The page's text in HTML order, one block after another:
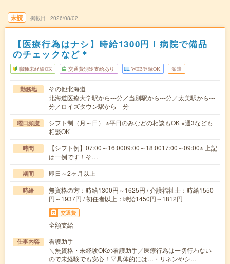
未読 掲載日 2026/08/02
【医療行為はナシ】時給1300円！病院で備品
のチェックなど＊
職種未経験OK 交通費別途支給あり WEB登録OK 派遣
勤務地
その他北海道
北海道医療大学駅から---分／当別駅から---分／太美駅から---
分／ロイズタウン駅から---分
曜日頻度
シフト制（月～日） ※平日のみなどの相談もOK ※週3なども
相談OK
時間
【シフト例】07:00～16:0009:00～18:0017:00～09:00※ 上記
は一例です！そ…
期間 即日～2ヶ月以上
時給
無資格の方：時給1300円～1625円 / 介護福祉士：時給1550
円～1937円 / 初任者以上：時給1450円～1812円
交通費
全額支給
仕事内容
看護助手
＼無資格・未経験OKの看護助手／医療行為は一切行わない
ので未経験でも安心！▽具体的には…・リネンやシ…